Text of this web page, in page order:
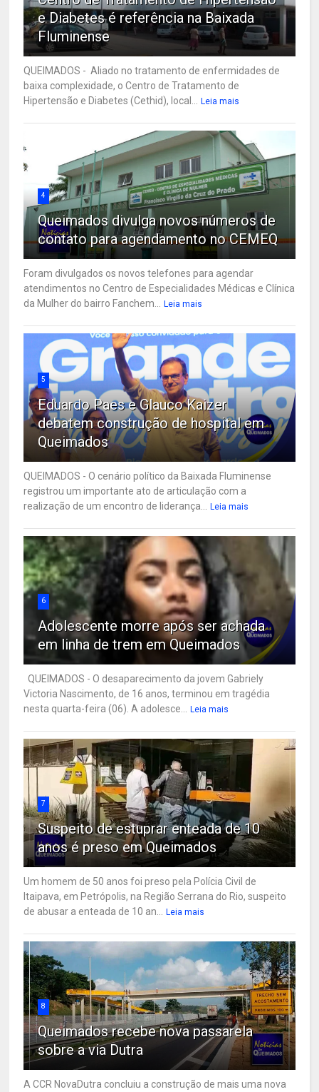
e Diabetes é referência na Baixada
Fluminense
QUEIMADOS - Aliado no tratamento de enfermidades de
baixa complexidade, o Centro de Tratamento de
Hipertensão e Diabetes (Cethid), local...
Leia mais
4
Queimados divulga novos números de
contato para agendamento no CEMEQ
Foram divulgados os novos telefones para agendar
atendimentos no Centro de Especialidades Médicas e Clínica
da Mulher do bairro Fanchem...
Leia mais
5
Eduardo Paes e Glauco Kaizer
debatem construção de hospital em
Queimados
QUEIMADOS - O cenário político da Baixada Fluminense
registrou um importante ato de articulação com a
realização de um encontro de liderança...
Leia mais
6
Adolescente morre após ser achada
em linha de trem em Queimados
QUEIMADOS - O desaparecimento da jovem Gabriely
Victoria Nascimento, de 16 anos, terminou em tragédia
nesta quarta-feira (06). A adolesce...
Leia mais
7
Suspeito de estuprar enteada de 10
anos é preso em Queimados
Um homem de 50 anos foi preso pela Polícia Civil de
Itaipava, em Petrópolis, na Região Serrana do Rio, suspeito
de abusar a enteada de 10 an...
Leia mais
8
Queimados recebe nova passarela
sobre a via Dutra
A CCR NovaDutra concluiu a construção de mais uma nova